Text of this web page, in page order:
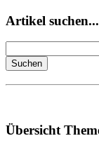
Artikel
Übersicht